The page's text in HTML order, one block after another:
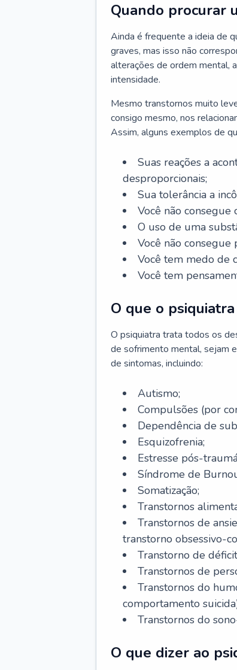
Quando procurar
Ainda é frequente a ideia de
graves, mas isso não
alterações de ordem mental,
intensidade.
Mesmo transtornos muito
consigo mesmo, nos
Assim, alguns exemplos de
Suas reações a
desproporcionais;
Sua tolerância a
Você não consegue
O uso de uma
Você não
Você tem medo de
Você tem
O que o
O psiquiatra trata todos os
de sofrimento mental, sejam
de sintomas, incluindo:
Autismo;
Compulsões (por
Dependência de
Esquizofrenia;
Estresse pós-
Síndrome de
Somatização;
Transtornos
Transtornos de
transtorno obsessivo-
Transtorno de
Transtornos de
Transtornos do
comportamento
Transtornos do
O que dizer ao